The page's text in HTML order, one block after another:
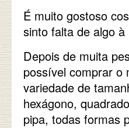
É muito gostoso
sinto falta de algo à
Depois de muita
possível comprar o
variedade de
hexágono,
pipa, todas formas